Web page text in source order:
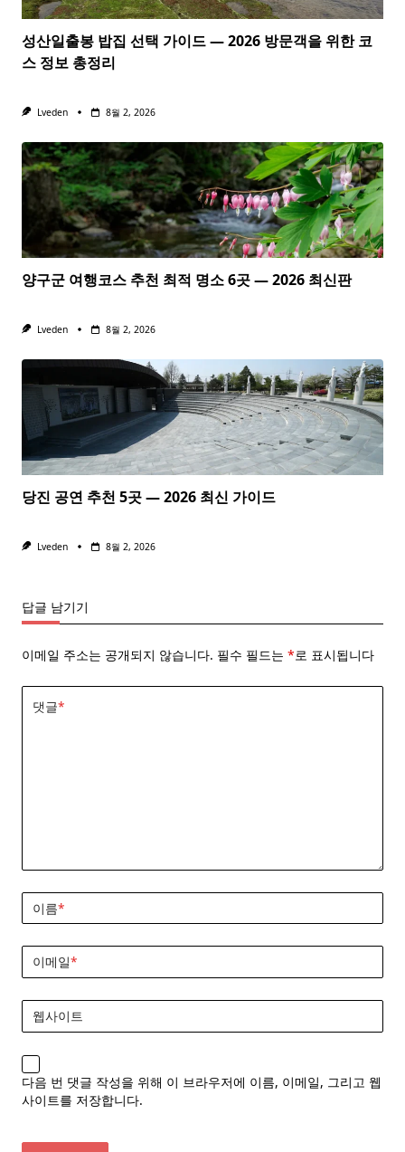
성산일출봉 밥집 선택 가이드 — 2026 방문객을 위한 코
스 정보 총정리
Lveden 8월 2, 2026
양구군 여행코스 추천 최적 명소 6곳 — 2026 최신판
Lveden 8월 2, 2026
당진 공연 추천 5곳 — 2026 최신 가이드
Lveden 8월 2, 2026
답글 남기기
이메일 주소는 공개되지 않습니다. 필수 필드는 *로 표시됩니다
댓글*
이름*
이메일*
웹사이트
다음 번 댓글 작성을 위해 이 브라우저에 이름, 이메일, 그리고 웹
사이트를 저장합니다.